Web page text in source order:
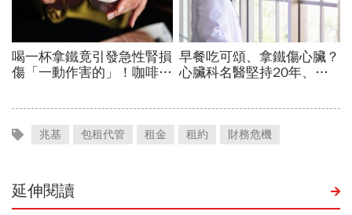
兆基 包租代管 租金 租約 財務危機
延伸閱讀